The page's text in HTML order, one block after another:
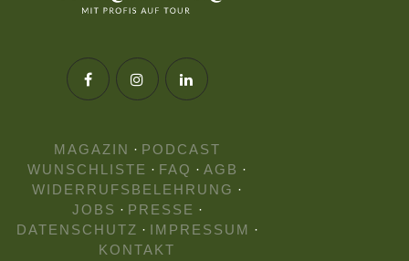
MAGAZIN · PODCAST
WUNSCHLISTE · FAQ · AGB ·
WIDERRUFSBELEHRUNG ·
JOBS · PRESSE ·
DATENSCHUTZ · IMPRESSUM ·
KONTAKT